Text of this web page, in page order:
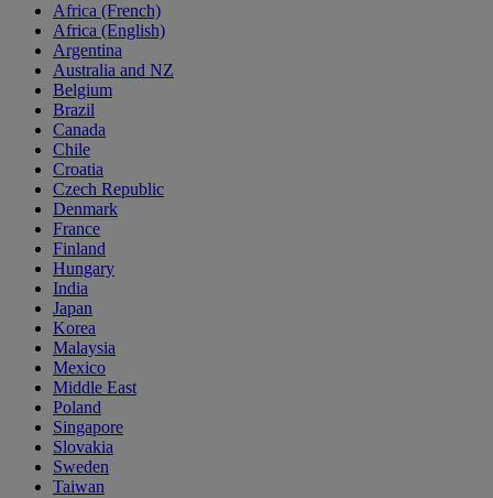
Africa (French)
Africa (English)
Argentina
Australia and NZ
Belgium
Brazil
Canada
Chile
Croatia
Czech Republic
Denmark
France
Finland
Hungary
India
Japan
Korea
Malaysia
Mexico
Middle East
Poland
Singapore
Slovakia
Sweden
Taiwan